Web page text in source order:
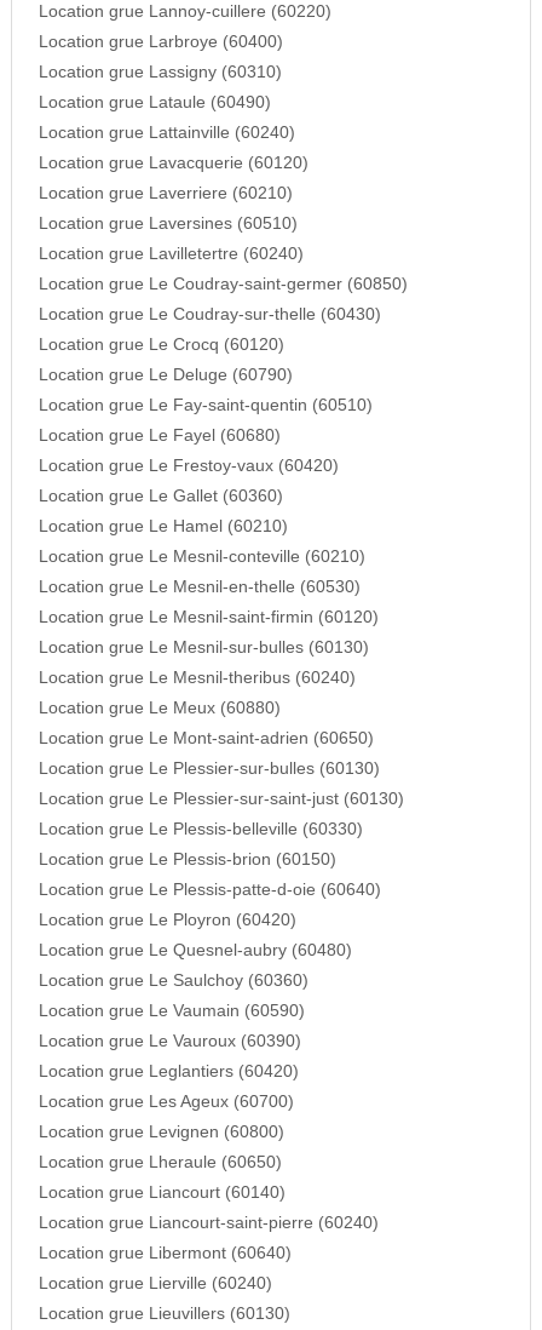
Location grue Lannoy-cuillere (60220)
Location grue Larbroye (60400)
Location grue Lassigny (60310)
Location grue Lataule (60490)
Location grue Lattainville (60240)
Location grue Lavacquerie (60120)
Location grue Laverriere (60210)
Location grue Laversines (60510)
Location grue Lavilletertre (60240)
Location grue Le Coudray-saint-germer (60850)
Location grue Le Coudray-sur-thelle (60430)
Location grue Le Crocq (60120)
Location grue Le Deluge (60790)
Location grue Le Fay-saint-quentin (60510)
Location grue Le Fayel (60680)
Location grue Le Frestoy-vaux (60420)
Location grue Le Gallet (60360)
Location grue Le Hamel (60210)
Location grue Le Mesnil-conteville (60210)
Location grue Le Mesnil-en-thelle (60530)
Location grue Le Mesnil-saint-firmin (60120)
Location grue Le Mesnil-sur-bulles (60130)
Location grue Le Mesnil-theribus (60240)
Location grue Le Meux (60880)
Location grue Le Mont-saint-adrien (60650)
Location grue Le Plessier-sur-bulles (60130)
Location grue Le Plessier-sur-saint-just (60130)
Location grue Le Plessis-belleville (60330)
Location grue Le Plessis-brion (60150)
Location grue Le Plessis-patte-d-oie (60640)
Location grue Le Ployron (60420)
Location grue Le Quesnel-aubry (60480)
Location grue Le Saulchoy (60360)
Location grue Le Vaumain (60590)
Location grue Le Vauroux (60390)
Location grue Leglantiers (60420)
Location grue Les Ageux (60700)
Location grue Levignen (60800)
Location grue Lheraule (60650)
Location grue Liancourt (60140)
Location grue Liancourt-saint-pierre (60240)
Location grue Libermont (60640)
Location grue Lierville (60240)
Location grue Lieuvillers (60130)